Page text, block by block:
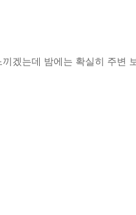
겠는데 밤에는 확실히 주변